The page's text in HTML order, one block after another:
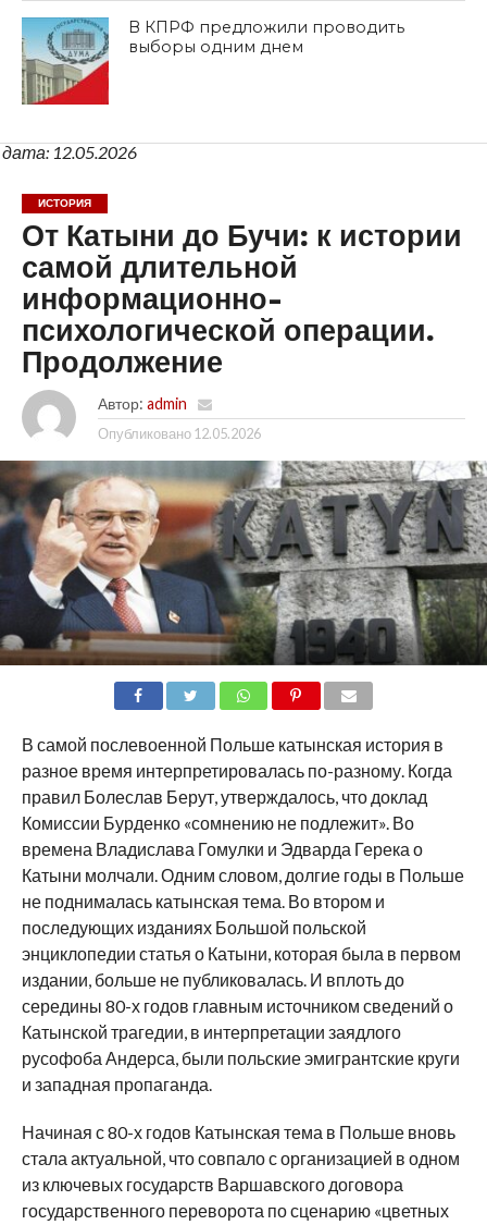
В КПРФ предложили проводить
выборы одним днем
дата: 12.05.2026
ИСТОРИЯ
От Катыни до Бучи: к истории
самой длительной
информационно-
психологической операции.
Продолжение
Автор: admin
Опубликовано 12.05.2026
В самой послевоенной Польше катынская история в
разное время интерпретировалась по-разному. Когда
правил Болеслав Берут, утверждалось, что доклад
Комиссии Бурденко «сомнению не подлежит». Во
времена Владислава Гомулки и Эдварда Герека о
Катыни молчали. Одним словом, долгие годы в Польше
не поднималась катынская тема. Во втором и
последующих изданиях Большой польской
энциклопедии статья о Катыни, которая была в первом
издании, больше не публиковалась. И вплоть до
середины 80-х годов главным источником сведений о
Катынской трагедии, в интерпретации заядлого
русофоба Андерса, были польские эмигрантские круги
и западная пропаганда.
Начиная с 80-х годов Катынская тема в Польше вновь
стала актуальной, что совпало с организацией в одном
из ключевых государств Варшавского договора
государственного переворота по сценарию «цветных